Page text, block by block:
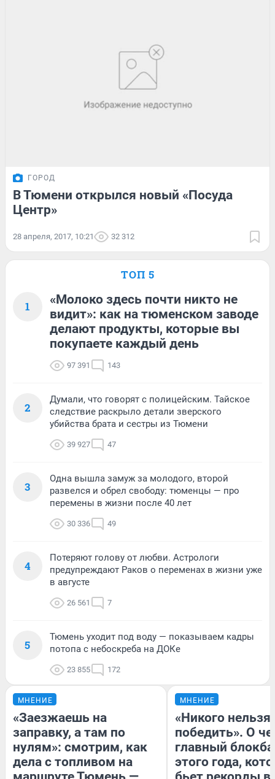
ГОРОД
В Тюмени открылся новый «Посуда
Центр»
28 апреля, 2017, 10:21 32 312
ТОП 5
1
«Молоко здесь почти никто не
видит»: как на тюменском заводе
делают продукты, которые вы
покупаете каждый день
97 391 143
2
Думали, что говорят с полицейским. Тайское
следствие раскрыло детали зверского
убийства брата и сестры из Тюмени
39 927 47
3
Одна вышла замуж за молодого, второй
развелся и обрел свободу: тюменцы — про
перемены в жизни после 40 лет
30 336 49
4
Потеряют голову от любви. Астрологи
предупреждают Раков о переменах в жизни уже
в августе
26 561 7
5
Тюмень уходит под воду — показываем кадры
потопа с небоскреба на ДОКе
23 855 172
МНЕНИЕ
«Заезжаешь на
заправку, а там по
нулям»: смотрим, как
дела с топливом на
МНЕНИЕ
«Никого нельзя
победить». О
главный
этого года,